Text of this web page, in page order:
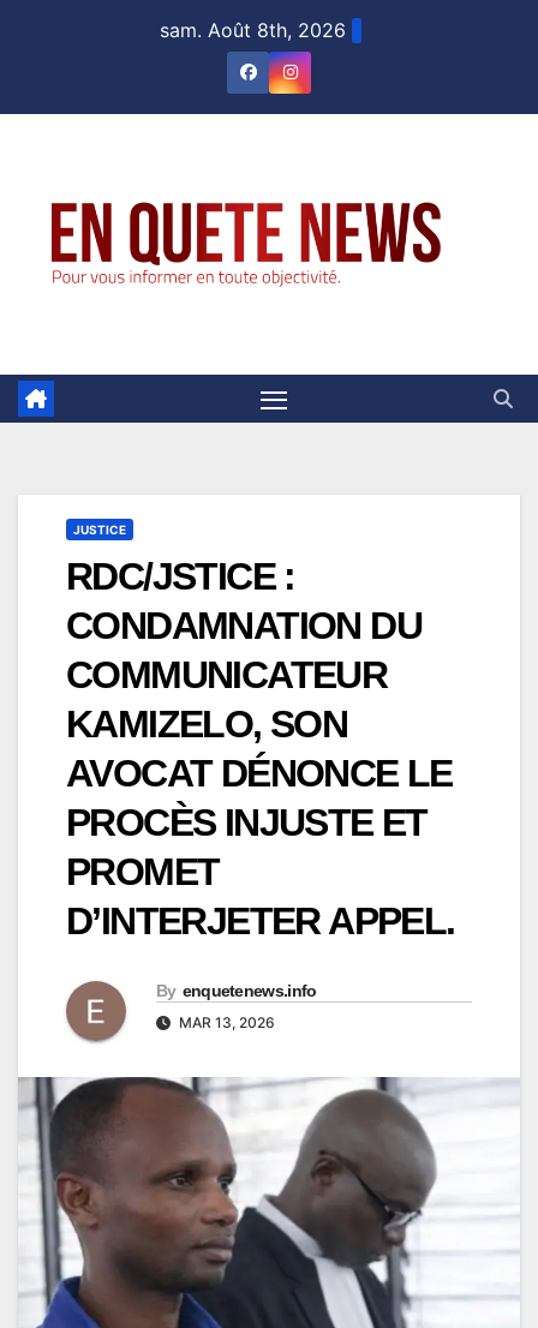
sam. Août 8th, 2026
JUSTICE
RDC/JSTICE :
CONDAMNATION DU
COMMUNICATEUR
KAMIZELO, SON
AVOCAT DÉNONCE LE
PROCÈS INJUSTE ET
PROMET
D’INTERJETER APPEL.
By enquetenews.info
MAR 13, 2026